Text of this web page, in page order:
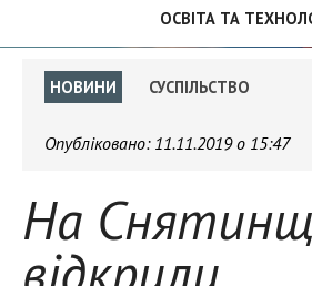
ОСВІТА ТА
НОВИНИ СУСПІЛЬСТВО
Опубліковано: 11.11.2019 о 15:47
На